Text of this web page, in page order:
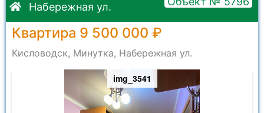
Набережная ул.
Квартира 9 500 000 ₽
Кисловодск, Минутка, Набережная ул.
img_3541